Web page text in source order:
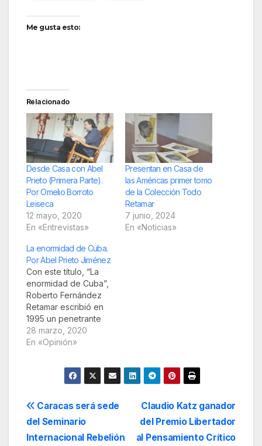
Me gusta esto:
Relacionado
Desde Casa con Abel
Prieto (Primera Parte).
Por Omelio Borroto
Leiseca
12 mayo, 2020
En «Entrevistas»
Presentan en Casa de
las Américas primer tomo
de la Colección Todo
Retamar
7 junio, 2024
En «Noticias»
La enormidad de Cuba.
Por Abel Prieto Jiménez
Con este título, “La
enormidad de Cuba”,
Roberto Fernández
Retamar escribió en
1995 un penetrante
ensayo sobre el
destino de nuestra
posible referirse así a
una diminuta isla del
preguntarse
cualquiera,
sorprendido. Pero
enseguida Roberto
28 marzo, 2020
En «Opinión»
Navegación
de
Claudio Katz ganador
del Premio Libertador
al Pensamiento Crítico
Caracas será sede
del Seminario
Internacional Rebelión